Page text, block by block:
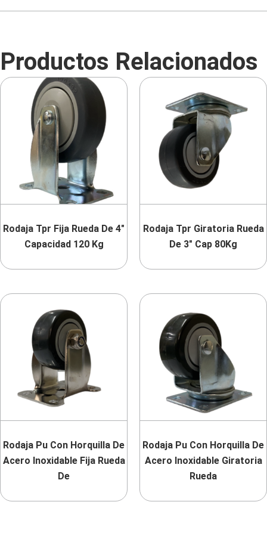
Productos Relacionados
Rodaja Tpr Fija Rueda De 4″
Capacidad 120 Kg
Rodaja Tpr Giratoria Rueda
De 3″ Cap 80Kg
Rodaja Pu Con Horquilla De
Acero Inoxidable Fija Rueda
De
Rodaja Pu Con Horquilla De
Acero Inoxidable Giratoria
Rueda